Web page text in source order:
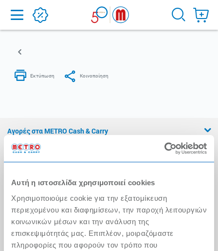
Αυτή η ιστοσελίδα χρησιμοποιεί cookies
Χρησιμοποιούμε cookie για την εξατομίκευση
περιεχομένου και διαφημίσεων, την παροχή λειτουργιών
κοινωνικών μέσων και την ανάλυση της
επισκεψιμότητάς μας. Επιπλέον, μοιραζόμαστε
πληροφορίες που αφορούν τον τρόπο που
Home
Αγορές στα METRO Cash & Carry
Εμπειρία METRO Cash & Carry
Η Αλυσίδα
Press Kit
Ο λογαριασμός μου
Τα METRO Cash & Carry δίπλα σας